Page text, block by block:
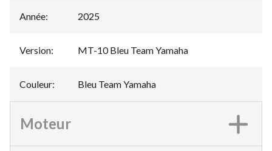
Année: 2025
Version: MT-10 Bleu Team Yamaha
Couleur: Bleu Team Yamaha
Moteur